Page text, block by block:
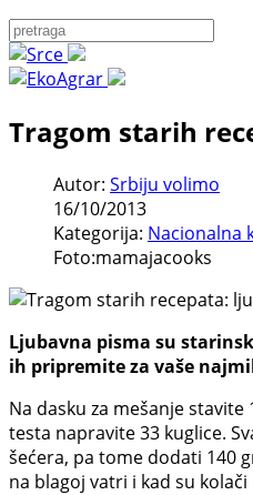
Tragom starih
Autor: Srbiju volimo
16/10/2013
Kategorija: Nacionalna
Foto:mamajacooks
Ljubavna pisma su
ih pripremite za vaše
Na dasku za mešanje
testa napravite 33 kuglice.
šećera, pa tome dodati 140
na blagoj vatri i kad su